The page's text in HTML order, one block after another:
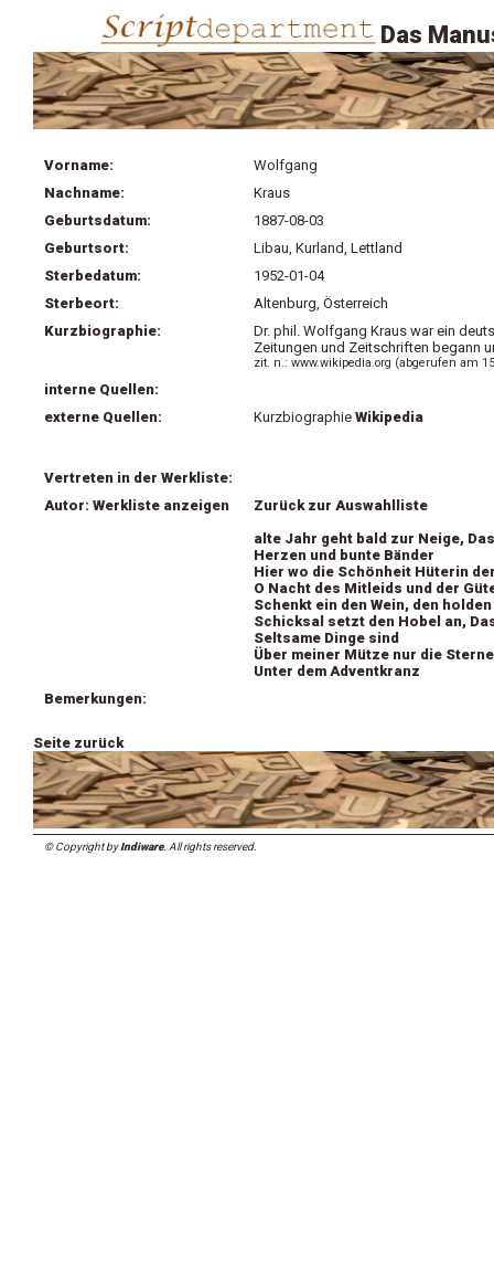
Das
Vorname:
Wolfgang
Nachname:
Kraus
Geburtsdatum:
1887-08-03
Geburtsort:
Libau, Kurland, Lettland
Sterbedatum:
1952-01-04
Sterbeort:
Altenburg, Österreich
Kurzbiographie:
Dr. phil. Wolfgang Kraus war ein
Zeitungen und Zeitschriften begann
zit. n.: www.wikipedia.org (abgerufen am
interne Quellen:
externe Quellen:
Kurzbiographie Wikipedia
Vertreten in der Werkliste:
Autor: Werkliste anzeigen
Zurück zur Auswahlliste
alte Jahr geht bald zur Neige, Das
Herzen und bunte Bänder
Hier wo die Schönheit Hüterin
O Nacht des Mitleids und der
Schenkt ein den Wein, den holden
Schicksal setzt den Hobel an,
Seltsame Dinge sind
Über meiner Mütze nur die Sterne
Unter dem Adventkranz
Bemerkungen:
Seite zurück
© Copyright byIndiware. All rights reserved.